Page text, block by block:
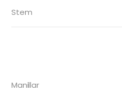
Stem
Manillar